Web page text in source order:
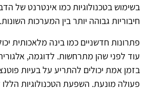
חיבוריות גבוהה יותר בין המערכות השונות.
פתרונות חדשניים כמו בינה מלאכותית
עוד לפני שהן מתרחשות. לדוגמה,
בזמן אמת יכולים להתריע על בעיות
פעולה מונעת. השפעת הטכנולוגיות